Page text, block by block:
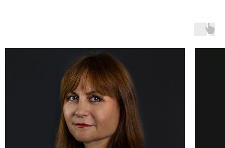
АКЦИИ НА ПЕРВУЮ ПРОЦЕДУРУ
ЗАПИСАТЬСЯ ОНЛАЙН